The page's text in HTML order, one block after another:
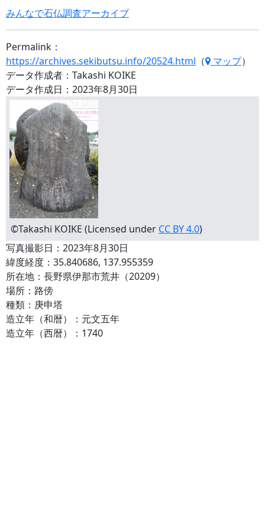
みんなで石仏調査アーカイブ
Permalink：
https://archives.sekibutsu.info/20524.html （ マップ）
データ作成者：Takashi KOIKE
データ作成日：2023年8月30日
©Takashi KOIKE (Licensed under CC BY 4.0)
写真撮影日：2023年8月30日
緯度経度：35.840686, 137.955359
所在地：長野県伊那市荒井（20209）
場所：路傍
種類：庚申塔
造立年（和暦）：元文五年
造立年（西暦）：1740